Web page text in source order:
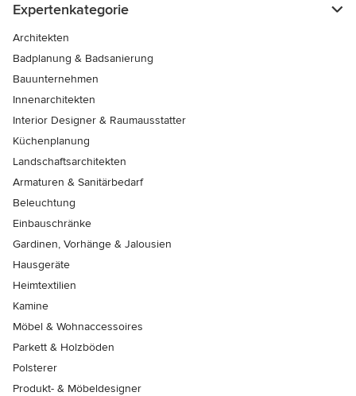
Expertenkategorie
Architekten
Badplanung & Badsanierung
Bauunternehmen
Innenarchitekten
Interior Designer & Raumausstatter
Küchenplanung
Landschaftsarchitekten
Armaturen & Sanitärbedarf
Beleuchtung
Einbauschränke
Gardinen, Vorhänge & Jalousien
Hausgeräte
Heimtextilien
Kamine
Möbel & Wohnaccessoires
Parkett & Holzböden
Polsterer
Produkt- & Möbeldesigner